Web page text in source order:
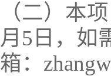
（二）本
月5日，如
箱：